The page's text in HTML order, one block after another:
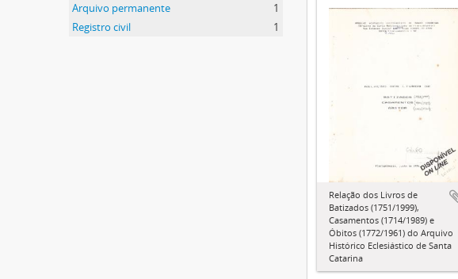
Arquivo permanente
1
Registro civil
1
Relação dos Livros de
Batizados (1751/1999),
Casamentos (1714/1989) e
Óbitos (1772/1961) do Arquivo
Histórico Eclesiástico de Santa
Catarina